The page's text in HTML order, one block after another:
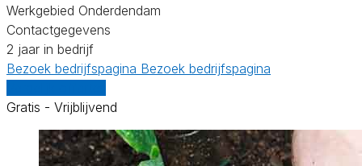
Werkgebied Onderdendam
Contactgegevens
2 jaar in bedrijf
Bezoek bedrijfspagina Bezoek bedrijfspagina
Gratis - Vrijblijvend